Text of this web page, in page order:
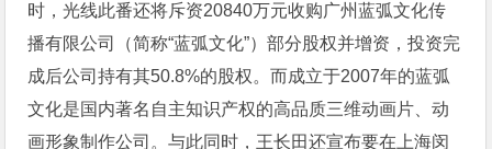
时，光线此番还将斥资20840万元收购广州蓝弧文化传
播有限公司（简称“蓝弧文化”）部分股权并增资，投资完
成后公司持有其50.8%的股权。而成立于2007年的蓝弧
文化是国内著名自主知识产权的高品质三维动画片、动
画形象制作公司。与此同时，王长田还宣布要在上海闵